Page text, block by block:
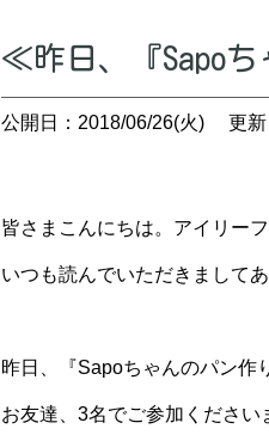
≪昨日、『Sapo
公開日：2018/06/26(火) 更
皆さまこんにちは。アイリー
いつも読んでいただきまして
昨日、『Sapoちゃんのパン作
お友達、3名でご参加ください